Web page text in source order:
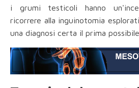
i grumi testicoli hanno
ricorrere alla inguinotomia
una diagnosi certa il prima possibile.